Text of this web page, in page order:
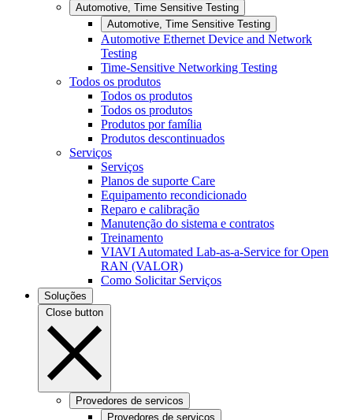
Automotive, Time Sensitive Testing
Automotive, Time Sensitive Testing
Automotive Ethernet Device and Network
Testing
Time-Sensitive Networking Testing
Todos os produtos
Todos os produtos
Todos os produtos
Produtos por família
Produtos descontinuados
Serviços
Serviços
Planos de suporte Care
Equipamento recondicionado
Reparo e calibração
Manutenção do sistema e contratos
Treinamento
VIAVI Automated Lab-as-a-Service for Open
RAN (VALOR)
Como Solicitar Serviços
Soluções
Close button
Provedores de servicos
Provedores de servicos